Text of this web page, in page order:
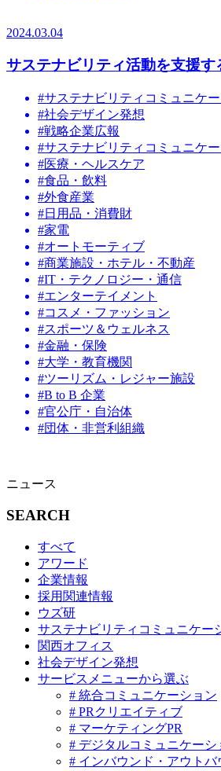
2024.03.04
サステナビリティ活動を支
#サステナビリティコミュニケ
#社会デザイン発想
#戦略企業広報
#サステナビリティコミュニケ
#医療・ヘルスケア
#食品・飲料
#外食産業
#日用品・消費財
#家電
#オートモーティブ
#商業施設・ホテル・不動産
#IT・テクノロジー・通信
#エンターテイメント
#コスメ・ファッション
#スポーツ＆ウェルネス
#金融・保険
#大学・教育機関
#ツーリズム・レジャー施設
#B to B 企業
#官公庁・自治体
#団体・非営利組織
ニュース
SEARCH
すべて
アワード
企業情報
採用関連情報
ウズ研
サステナビリティコミュニケー
関西オフィス
社会デザイン発想
サービスメニューから選ぶ
# 統合コミュニケーション
# PRクリエイティブ
# マーケティングPR
# デジタルコミュニケーシ
# インバウンド・アウトバ